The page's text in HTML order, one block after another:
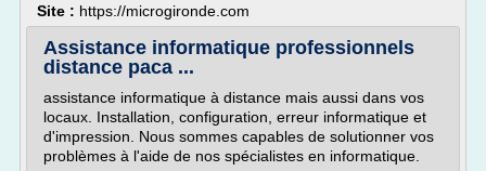
Site : https://microgironde.com
Assistance informatique professionnels
distance paca ...
assistance informatique à distance mais aussi dans vos
locaux. Installation, configuration, erreur informatique et
d'impression. Nous sommes capables de solutionner vos
problèmes à l'aide de nos spécialistes en informatique.